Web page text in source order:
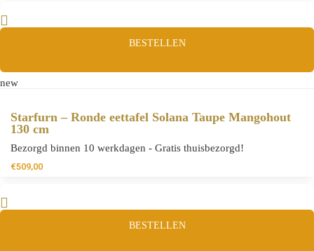
BESTELLEN
new
Starfurn – Ronde eettafel Solana Taupe Mangohout
130 cm
Bezorgd binnen 10 werkdagen - Gratis thuisbezorgd!
€509,00
BESTELLEN